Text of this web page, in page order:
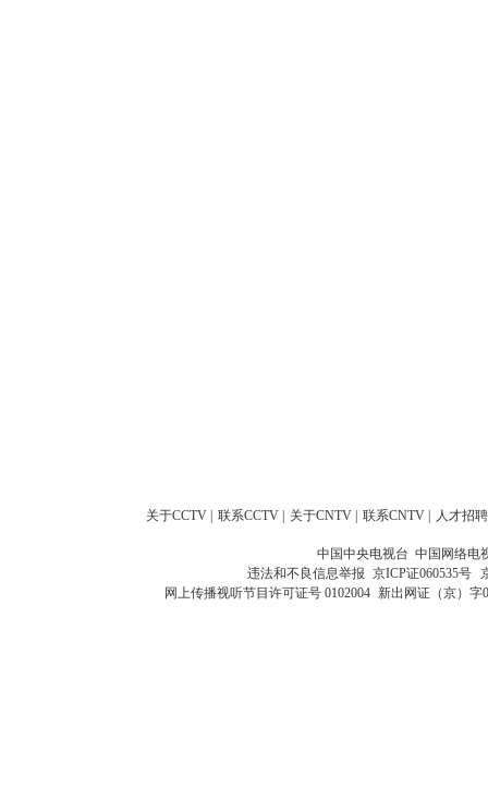
关于CCTV 联系CCTV 关于CNTV 联系CNTV 人才招聘
中国中央电视台 中国网络电
违法和不良信息举报 京ICP证060535号
网上传播视听节目许可证号 0102004 新出网证（京）